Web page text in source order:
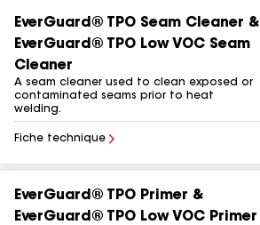
EverGuard® TPO Seam Cleaner &
EverGuard® TPO Low VOC Seam
Cleaner
A seam cleaner used to clean exposed or
contaminated seams prior to heat
welding.
Fiche technique
EverGuard® TPO Primer &
EverGuard® TPO Low VOC Primer